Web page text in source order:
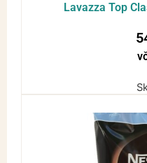
Lavazza Top